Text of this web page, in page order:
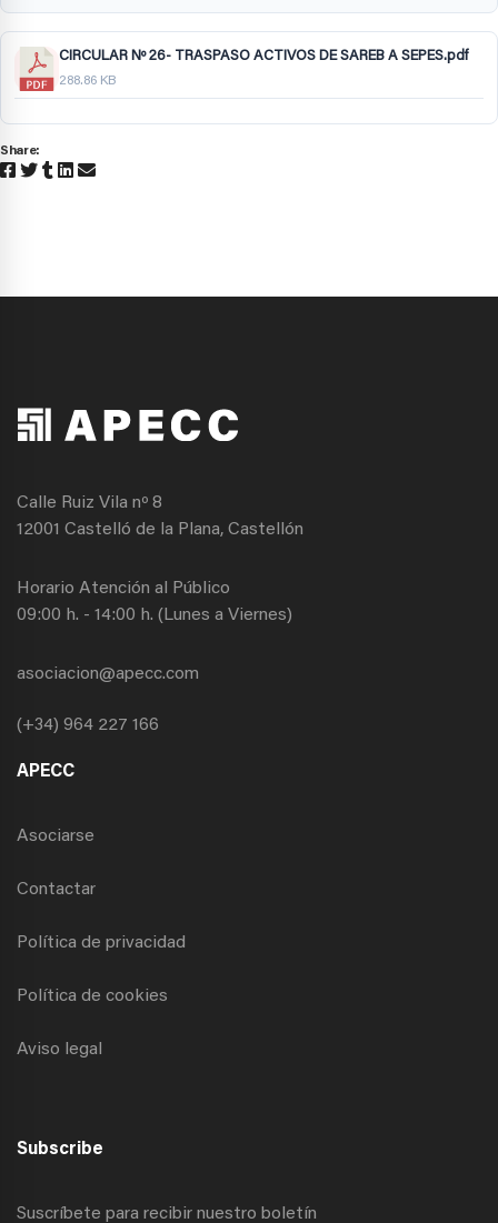
CIRCULAR Nº 26- TRASPASO ACTIVOS DE SAREB A SEPES.pdf
288.86 KB
Share:
Calle Ruiz Vila nº 8
12001 Castelló de la Plana, Castellón
Horario Atención al Público
09:00 h. - 14:00 h. (Lunes a Viernes)
asociacion@apecc.com
(+34) 964 227 166
APECC
Asociarse
Contactar
Política de privacidad
Política de cookies
Aviso legal
Subscribe
Suscríbete para recibir nuestro boletín